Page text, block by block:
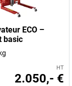
ECO –
basic
HT
2.050,- €